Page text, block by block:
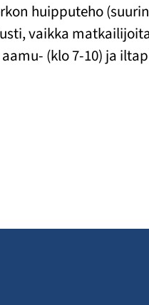
huipputeho
vaikka
(klo 7-10) ja